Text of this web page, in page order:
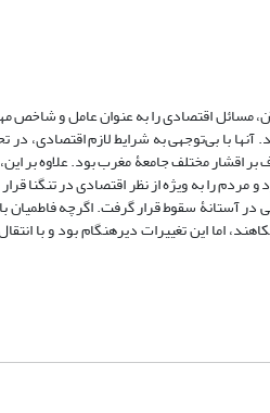
مسائل اقتصادی را به عنوان عامل و شاخص
با بی‌توجهی به شرایط لازم اقتصادی، در
اقشار مختلف جامعۀ مغرب بود. علاوه بر
را به ویژه از نظر اقتصادی در تنگنا
آستانۀ سقوط قرار گرفت. اگرچه فاطمیان
اما این تغییرات دیرهنگام بود و با